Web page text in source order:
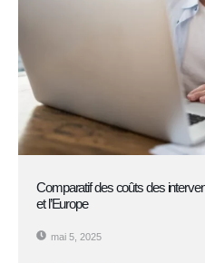
Comparatif des coûts des
et l’Europe
mai 5, 2025